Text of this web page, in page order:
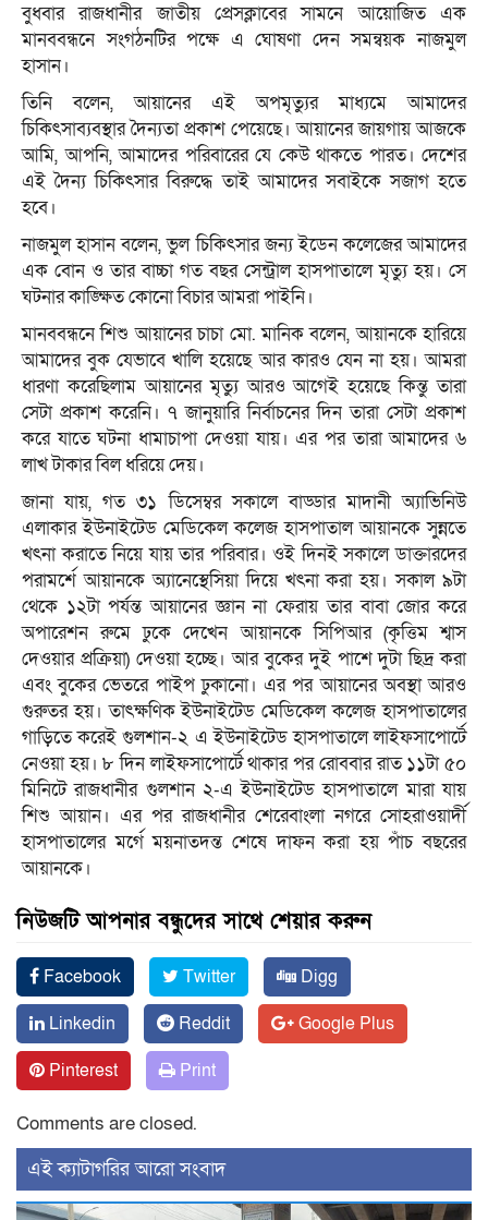
বুধবার রাজধানীর জাতীয় প্রেসক্লাবের সামনে আয়োজিত এক
মানববন্ধনে সংগঠনটির পক্ষে এ ঘোষণা দেন সমন্বয়ক নাজমুল
হাসান।
তিনি বলেন, আয়ানের এই অপমৃত্যুর মাধ্যমে আমাদের
চিকিৎসাব্যবস্থার দৈন্যতা প্রকাশ পেয়েছে। আয়ানের জায়গায় আজকে
আমি, আপনি, আমাদের পরিবারের যে কেউ থাকতে পারত। দেশের
এই দৈন্য চিকিৎসার বিরুদ্ধে তাই আমাদের সবাইকে সজাগ হতে
হবে।
নাজমুল হাসান বলেন, ভুল চিকিৎসার জন্য ইডেন কলেজের আমাদের
এক বোন ও তার বাচ্চা গত বছর সেন্ট্রাল হাসপাতালে মৃত্যু হয়। সে
ঘটনার কাঙ্ক্ষিত কোনো বিচার আমরা পাইনি।
মানববন্ধনে শিশু আয়ানের চাচা মো. মানিক বলেন, আয়ানকে হারিয়ে
আমাদের বুক যেভাবে খালি হয়েছে আর কারও যেন না হয়। আমরা
ধারণা করেছিলাম আয়ানের মৃত্যু আরও আগেই হয়েছে কিন্তু তারা
সেটা প্রকাশ করেনি। ৭ জানুয়ারি নির্বাচনের দিন তারা সেটা প্রকাশ
করে যাতে ঘটনা ধামাচাপা দেওয়া যায়। এর পর তারা আমাদের ৬
লাখ টাকার বিল ধরিয়ে দেয়।
জানা যায়, গত ৩১ ডিসেম্বর সকালে বাড্ডার মাদানী অ্যাভিনিউ
এলাকার ইউনাইটেড মেডিকেল কলেজ হাসপাতাল আয়ানকে সুন্নতে
খৎনা করাতে নিয়ে যায় তার পরিবার। ওই দিনই সকালে ডাক্তারদের
পরামর্শে আয়ানকে অ্যানেস্থেসিয়া দিয়ে খৎনা করা হয়। সকাল ৯টা
থেকে ১২টা পর্যন্ত আয়ানের জ্ঞান না ফেরায় তার বাবা জোর করে
অপারেশন রুমে ঢুকে দেখেন আয়ানকে সিপিআর (কৃত্তিম শ্বাস
দেওয়ার প্রক্রিয়া) দেওয়া হচ্ছে। আর বুকের দুই পাশে দুটা ছিদ্র করা
এবং বুকের ভেতরে পাইপ ঢুকানো। এর পর আয়ানের অবস্থা আরও
গুরুতর হয়। তাৎক্ষণিক ইউনাইটেড মেডিকেল কলেজ হাসপাতালের
গাড়িতে করেই গুলশান-২ এ ইউনাইটেড হাসপাতালে লাইফসাপোর্টে
নেওয়া হয়। ৮ দিন লাইফসাপোর্টে থাকার পর রোববার রাত ১১টা ৫০
মিনিটে রাজধানীর গুলশান ২-এ ইউনাইটেড হাসপাতালে মারা যায়
শিশু আয়ান। এর পর রাজধানীর শেরেবাংলা নগরে সোহরাওয়ার্দী
হাসপাতালের মর্গে ময়নাতদন্ত শেষে দাফন করা হয় পাঁচ বছরের
আয়ানকে।
নিউজটি আপনার বন্ধুদের সাথে শেয়ার করুন
Facebook Twitter
Digg
Linkedin
Reddit
Google Plus
Pinterest
Print
Comments are closed.
‍এই ক্যাটাগরির ‍আরো সংবাদ